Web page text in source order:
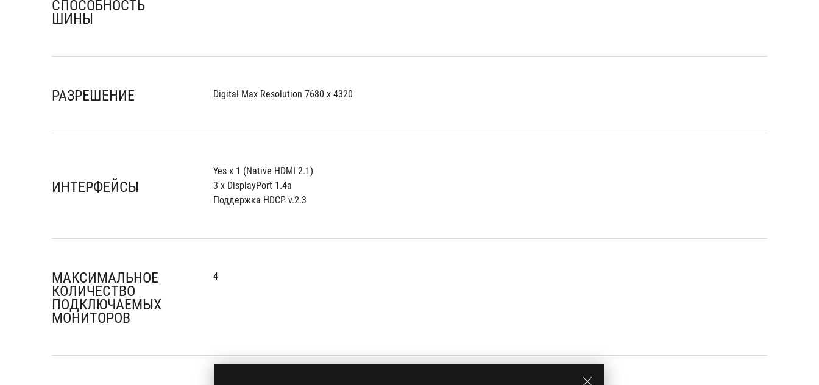
СПОСОБНОСТЬ
ШИНЫ
РАЗРЕШЕНИЕ Digital Max Resolution 7680 x 4320
ИНТЕРФЕЙСЫ
Yes x 1 (Native HDMI 2.1)
3 x DisplayPort 1.4a
Поддержка HDCP v.2.3
МАКСИМАЛЬНОЕ
КОЛИЧЕСТВО
ПОДКЛЮЧАЕМЫХ
МОНИТОРОВ
4